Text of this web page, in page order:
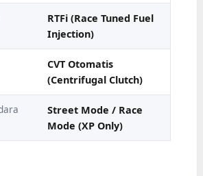
RTFi (Race Tuned Fuel
Injection)
CVT Otomatis
(Centrifugal Clutch)
Street Mode / Race
Mode (XP Only)